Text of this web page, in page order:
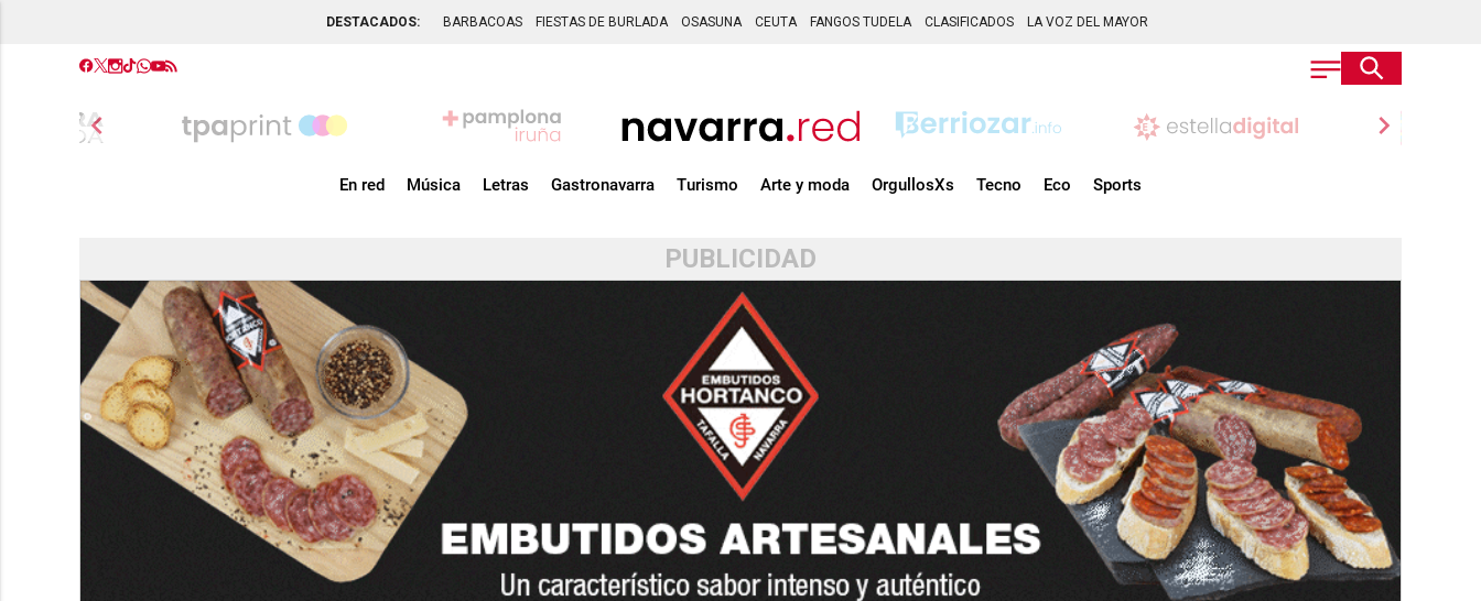
DESTACADOS: BARBACOAS FIESTAS DE BURLADA OSASUNA CEUTA FANGOS TUDELA CLASIFICADOS LA VOZ DEL MAYOR
chevron_left chevron_right
En red Música Letras Gastronavarra Turismo Arte y moda OrgullosXs Tecno Eco Sports
PUBLICIDAD